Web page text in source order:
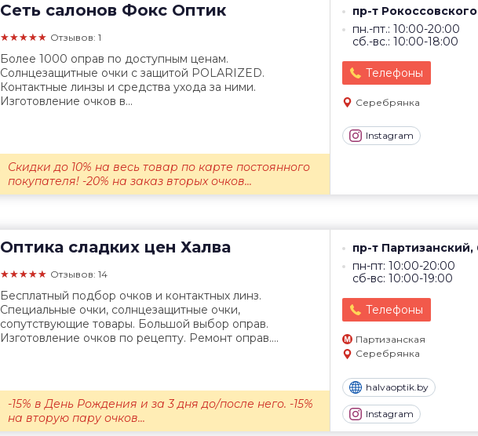
Сеть салонов Фокс Оптик
★★★★★ Отзывов: 1
пр-т
пн.-пт.: 10:00-20:00
сб.-вс.: 10:00-18:00
Телефоны
Серебрянка
Instagram
Более 1000 оправ по доступным ценам.
Солнцезащитные очки с защитой POLARIZED.
Контактные линзы и средства ухода за ними.
Изготовление очков в...
Скидки до 10% на весь товар по карте постоянного
покупателя! -20% на заказ вторых очков...
Оптика сладких цен Халва
★★★★★ Отзывов: 14
пр-т Партизанский,
пн-пт: 10:00-20:00
сб-вс: 10:00-19:00
Телефоны
Партизанская
Серебрянка
halvaoptik.by
Instagram
Бесплатный подбор очков и контактных линз.
Специальные очки, солнцезащитные очки,
сопутствующие товары. Большой выбор оправ.
Изготовление очков по рецепту. Ремонт оправ....
-15% в День Рождения и за 3 дня до/после него. -15%
на вторую пару очков...